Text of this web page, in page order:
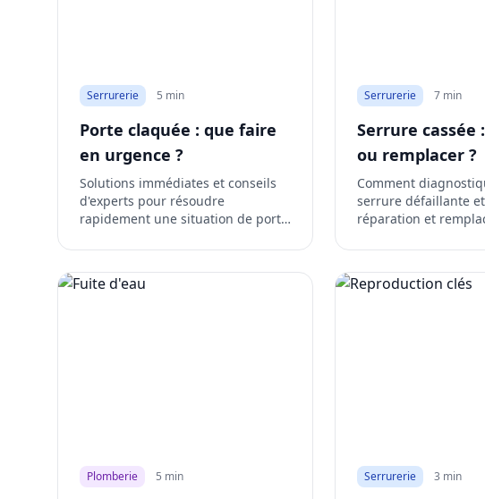
Serrurerie 5 min
Porte claquée : que faire
en urgence ?
Solutions immédiates et conseils
d'experts pour résoudre
rapidement une situation de porte
Serrurerie 7 min
Serrure cassée
ou remplacer ?
Comment
serrure défaillante
réparation et
Plomberie 5 min Serrurerie 3 min